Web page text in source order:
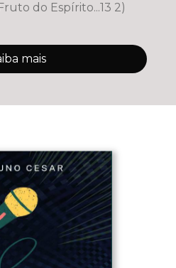
do Espírito...13 2)
mais